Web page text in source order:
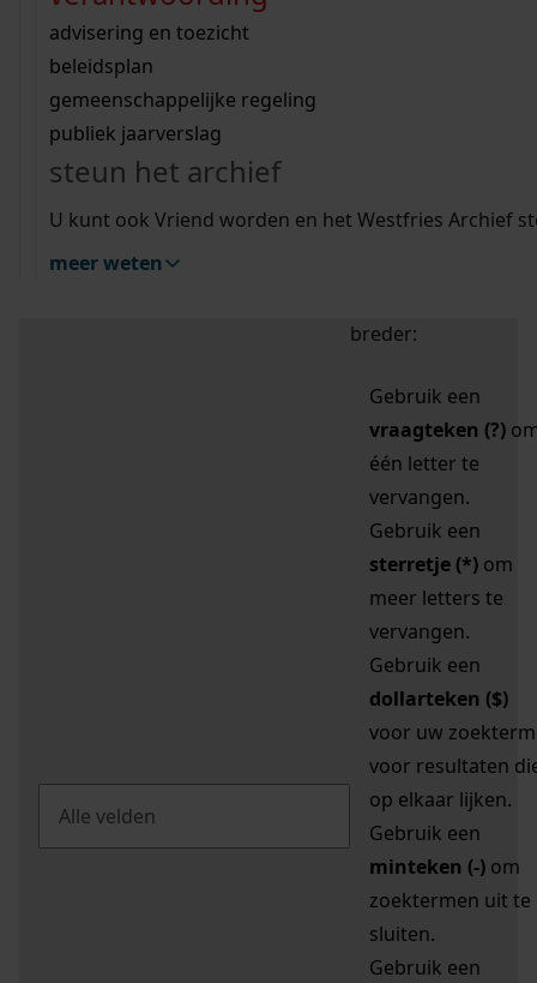
bouwvergunningen
omgevingsvergunningen
vergunningen
beeld en geluid
uitleg nodig?
Wij helpen u op weg met een aantal zoektips.
bekijk alle zoektips
Wij helpen u op weg met een aantal zoektips.
bekijk alle zoektips
bekijk ons geschiedenislokaal
advisering en toezicht
beleidsplan
gemeenschappelijke regeling
publiek jaarverslag
steun het archief
U kunt ook Vriend worden en het Westfries Archief
meer weten
zoektips
Mijn Studiezaal (inloggen)
uw zoekopdracht te
breder:
Gebruik een
vraagteken (?)
één letter te
vervangen.
Gebruik een
sterretje (*) om
meer letters te
vervangen.
Gebruik een
dollarteken ($)
voor uw zoekterm
voor resultaten
op elkaar lijken.
Gebruik een
minteken (-) om
zoektermen uit te
sluiten.
Gebruik een